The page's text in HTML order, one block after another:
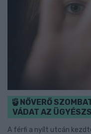
NŐVERŐ
VÁDAT AZ
A férfi a nyílt utcán